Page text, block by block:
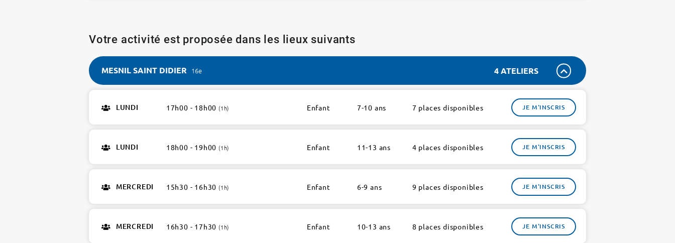
Votre activité est proposée dans les lieux suivants
MESNIL SAINT DIDIER 16e 4 ATELIERS
SAINT
16e
ateliers
LUNDI 17h00 - 18h00 (1h) Enfant 7-10 ans 7 places disponibles JE M'INSCRIS
LUNDI 18h00 - 19h00 (1h) Enfant 11-13 ans 4 places disponibles JE M'INSCRIS
MERCREDI 15h30 - 16h30 (1h) Enfant 6-9 ans 9 places disponibles JE M'INSCRIS
MERCREDI 16h30 - 17h30 (1h) Enfant 10-13 ans 8 places disponibles JE M'INSCRIS